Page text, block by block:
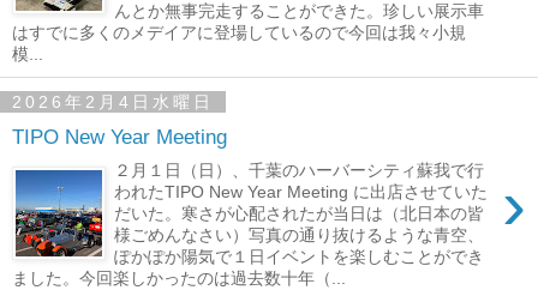
んとか無事完走することができた。珍しい展示車
はすでに多くのメデイアに登場しているので今回は我々小規
模...
2026年2月4日水曜日
TIPO New Year Meeting
›
２月１日（日）、千葉のハーバーシティ蘇我で行
われたTIPO New Year Meeting に出店させていた
だいた。寒さが心配されたが当日は（北日本の皆
様ごめんなさい）写真の通り抜けるような青空、
ぽかぽか陽気で１日イベントを楽しむことができ
ました。今回楽しかったのは過去数十年（...